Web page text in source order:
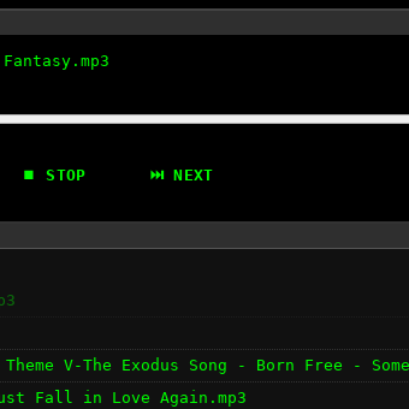
⏹ STOP ⏭ NEXT
V-The Exodus Song - Born Free -
Fall in Love Again.mp3